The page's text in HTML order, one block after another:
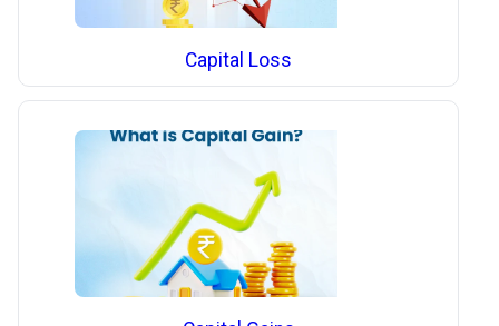
Capital Loss